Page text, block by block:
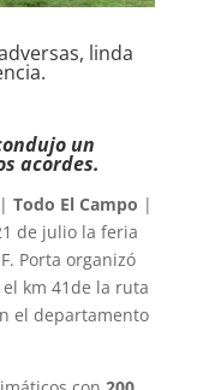
linda
un
acordes.
Todo El Campo |
de julio la feria
Porta organizó
km 41de la ruta
el departamento